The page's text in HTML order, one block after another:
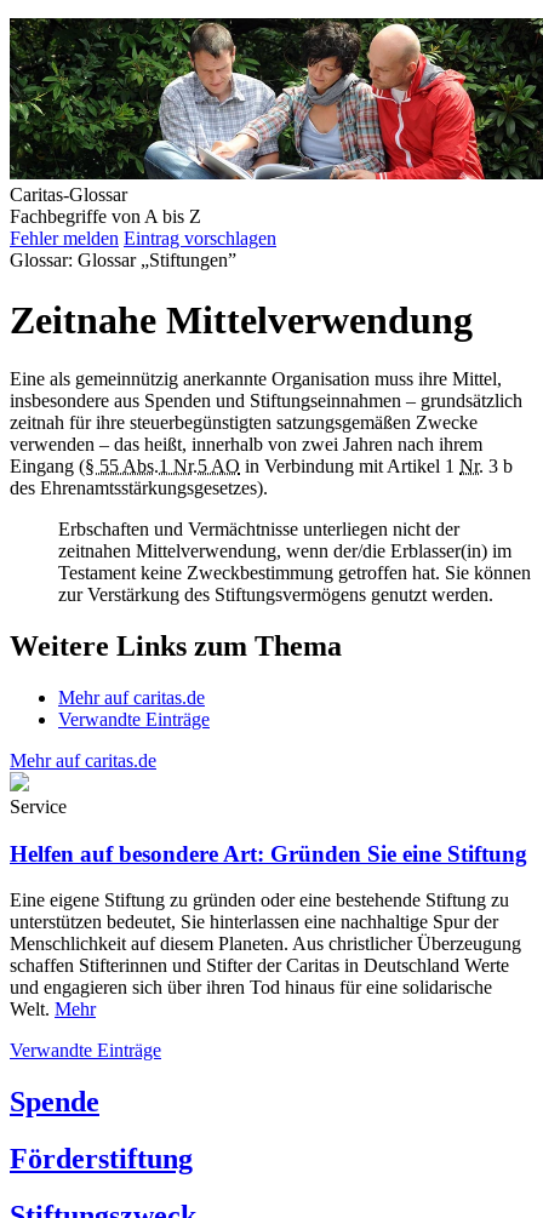
Caritas-Glossar
Fachbegriffe von A bis Z
Fehler melden Eintrag vorschlagen
Glossar: Glossar „Stiftungen”
Zeitnahe Mittelverwendung
Eine als gemeinnützig anerkannte Organisation muss ihre Mittel,
insbesondere aus Spenden und Stiftungseinnahmen – grundsätzlich
zeitnah für ihre steuerbegünstigten satzungsgemäßen Zwecke
verwenden – das heißt, innerhalb von zwei Jahren nach ihrem
Eingang (§ 55 Abs.1 Nr.5 AO in Verbindung mit Artikel 1 Nr. 3 b
des Ehrenamtsstärkungsgesetzes).
Erbschaften und Vermächtnisse unterliegen nicht der
zeitnahen Mittelverwendung, wenn der/die Erblasser(in) im
Testament keine Zweckbestimmung getroffen hat. Sie können
zur Verstärkung des Stiftungsvermögens genutzt werden.
Weitere Links zum Thema
Mehr auf caritas.de
Verwandte Einträge
Mehr auf caritas.de
Service
Helfen auf besondere Art: Gründen Sie eine Stiftung
Eine eigene Stiftung zu gründen oder eine bestehende Stiftung zu
unterstützen bedeutet, Sie hinterlassen eine nachhaltige Spur der
Menschlichkeit auf diesem Planeten. Aus christlicher Überzeugung
schaffen Stifterinnen und Stifter der Caritas in Deutschland Werte
und engagieren sich über ihren Tod hinaus für eine solidarische
Welt. Mehr
Verwandte Einträge
Spende
Förderstiftung